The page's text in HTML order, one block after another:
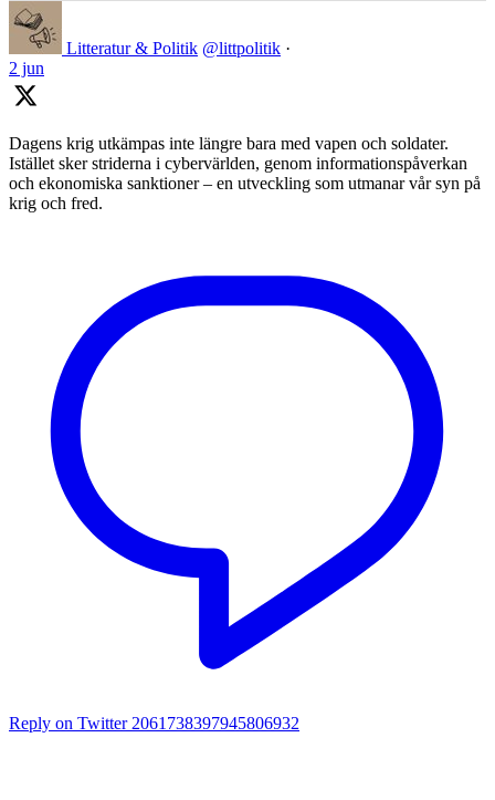
Litteratur & Politik @littpolitik ·
2 jun
Dagens krig utkämpas inte längre bara med vapen och soldater.
Istället sker striderna i cybervärlden, genom informationspåverkan
och ekonomiska sanktioner – en utveckling som utmanar vår syn på
krig och fred.
Reply on Twitter 2061738397945806932